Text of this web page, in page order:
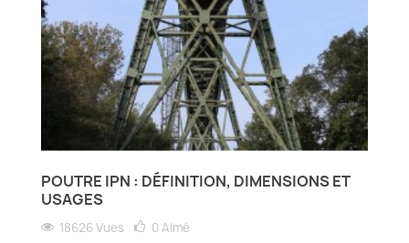
POUTRE IPN : DÉFINITION, DIMENSIONS ET
USAGES
18626 Vues 0 Aimé